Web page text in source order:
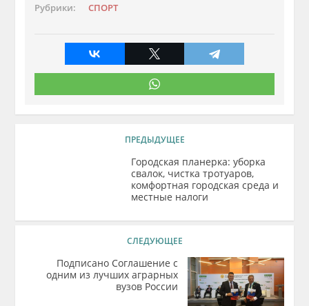
Рубрики: СПОРТ
ПРЕДЫДУЩЕЕ
Городская планерка: уборка
свалок, чистка тротуаров,
комфортная городская среда и
местные налоги
СЛЕДУЮЩЕЕ
Подписано Соглашение с
одним из лучших аграрных
вузов России